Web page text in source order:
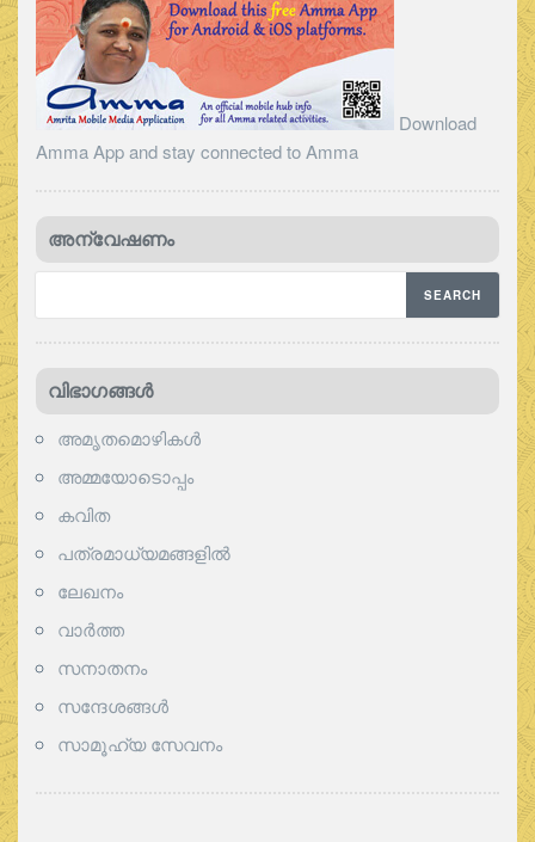
Download
Amma App and stay connected to Amma
അന്വേഷണം
വിഭാഗങ്ങള്‍
അമൃതമൊഴികള്‍
അമ്മയോടൊപ്പം
കവിത
പത്രമാധ്യമങ്ങളില്‍
ലേഖനം
വാര്‍ത്ത
സനാതനം
സന്ദേശങ്ങൾ
സാമൂഹ്യ സേവനം